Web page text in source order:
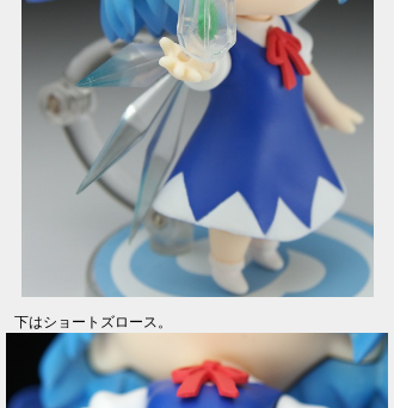
下はショートズロース。